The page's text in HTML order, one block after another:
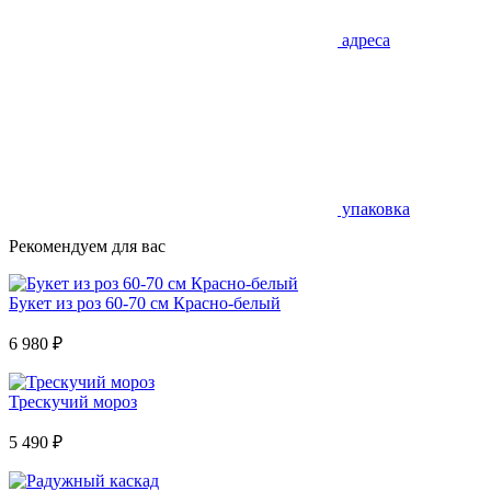
адреса
упаковка
Рекомендуем для вас
Букет из роз 60-70 см Красно-белый
6 980 ₽
Трескучий мороз
5 490 ₽